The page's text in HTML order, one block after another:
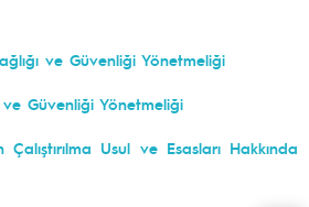
ve Güvenliği Yönetmeliği
ve Güvenliği Yönetmeliği
Usul ve Esasları Hakkında